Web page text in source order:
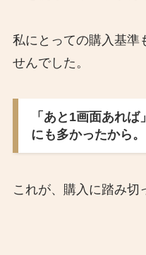
私にとっての購入基準
せんでした。
「あと1画面あれ
にも多かったから。
これが、購入に踏み切